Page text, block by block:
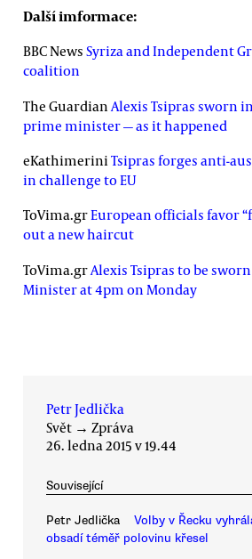
Další imformace:
BBC News Syriza and Independent
coalition
The Guardian Alexis Tsipras sworn
prime minister — as it happened
eKathimerini Tsipras forges anti-
in challenge to EU
ToVima.grEuropean officials favor
out a new haircut
ToVima.grAlexis Tsipras to be
Minister at 4pm on Monday
Petr Jedlička
Svět → Zpráva
26. ledna 2015 v 19.44
Související
Petr Jedlička
Volby v Řecku
obsadí téměř polovinu křesel